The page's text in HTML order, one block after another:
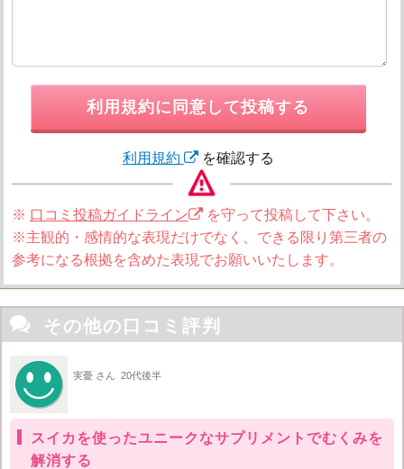
利用規約に同意して投稿する
利用規約 を確認する
※ 口コミ投稿ガイドライン
を守って投稿して下さい。
※主観的・感情的な表現だけでなく、できる限り第三者の
参考になる根拠を含めた表現でお願いいたします。
 その他の口コミ評判
実憂 さん 20代後半
スイカを使ったユニークなサプリメントでむくみを
解消する